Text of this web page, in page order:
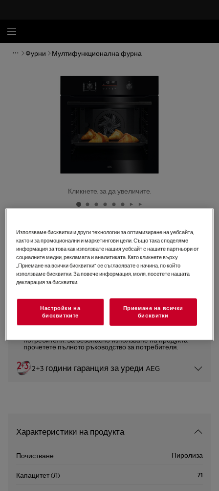
Фурни Мултифункционална фурна
Кликнете, за да увеличите.
NBA5P43AK
Фурна 5000 SurroundCook със
SteamBake
4.9 (100)
Инструкциите за безопасност и предупрежденията за
безопасност съгласно регламент на ЕС 2023/988 са
потребителя. За безопасно използване на продукта
прочетете пълното ръководство за потребителя.
2+3 години гаранция за уреди AEG
Характеристики на продукта
Почистване Пиролиза
Капацитет (Л) 71
Използваме бисквитки и други технологии за оптимизиране на уебсайта,
както и за промоционални и маркетингови цели. Също така споделяме
информация за това как използвате нашия уебсайт с нашите партньори от
социалните медии, рекламата и аналитиката. Като кликнете върху
„Приемане на всички бисквитки“ се съгласявате с начина, по който
използваме бисквитки. За повече информация, моля, посетете нашата
декларация за бисквитки.
Настройки на
бисквитките
Приемане на всички
бисквитки